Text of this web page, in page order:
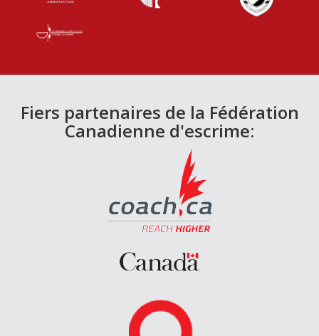
Fiers partenaires de la Fédération
Canadienne d'escrime: